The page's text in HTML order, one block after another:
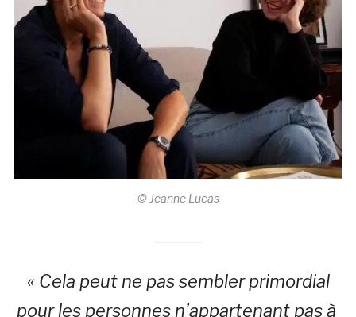
© Jeanne Lucas
« Cela peut ne pas sembler primordial
pour les personnes n’appartenant pas à